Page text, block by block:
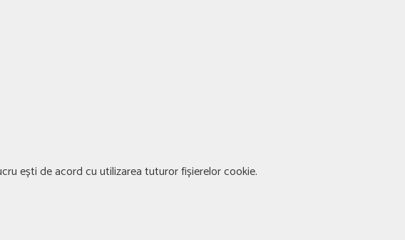
ești de acord cu utilizarea tuturor fișierelor cookie.